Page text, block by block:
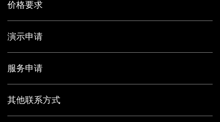
价格要求
演示申请
服务申请
其他联系方式